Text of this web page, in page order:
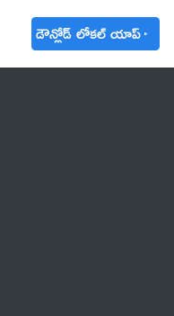
డౌన్లోడ్ లోకల్ యాప్